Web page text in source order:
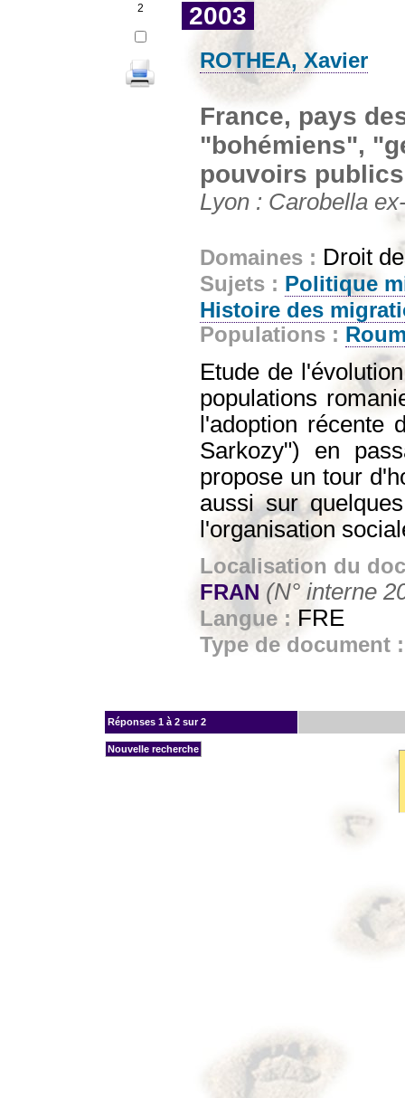
2 2003
ROTHEA, Xavier
France, pays
"bohémiens",
pouvoirs
Lyon : Carobella
Domaines : Droit
Sujets : Politique
Histoire des
Populations :
Etude de
populations
l'adoption récente
Sarkozy") en
propose un tour
aussi sur
l'organisation
Localisation du
FRAN (N° interne
Langue : FRE
Type de document
Réponses 1 à 2 sur 2